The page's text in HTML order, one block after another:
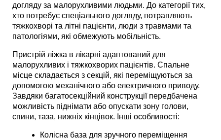
догляду за малорухливими людьми. До категорії тих,
хто потребує спеціального догляду, потрапляють
тяжкохворі та літні пацієнти, люди з травмами та
патологіями, які обмежують мобільність.
Пристрій ліжка в лікарні адаптований для
малорухливих і тяжкохворих пацієнтів. Спальне
місце складається з секцій, які переміщуються за
допомогою механічного або електричного приводу.
Завдяки багатосекційний конструкції передбачена
можливість піднімати або опускати зону голови,
спини, таза, нижніх кінцівок. Інші особливості:
Колісна база для зручного переміщення